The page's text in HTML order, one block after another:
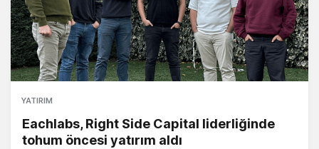
YATIRIM
Eachlabs, Right Side Capital liderliğinde
tohum öncesi yatırım aldı